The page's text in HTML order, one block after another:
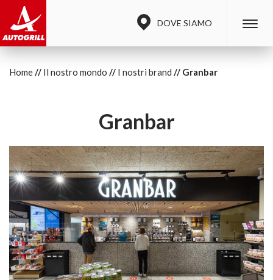
DOVE SIAMO
Home Il nostro mondo I nostri brand Granbar
Granbar